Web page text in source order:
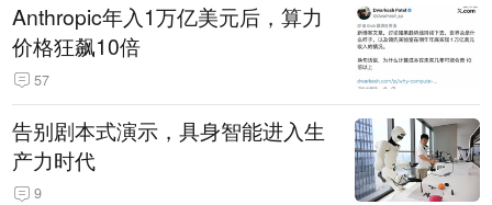
Anthropic年入1万亿美元后，算力
价格狂飙10倍
57
告别剧本式演示，具身智能进入生
产力时代
9